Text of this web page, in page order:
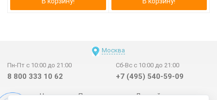
Москва
Пн-Пт с 10:00 до 21:00
8 800 333 10 62
Сб-Вс с 10:00 до 21:00
+7 (495) 540-59-09
Новинки Поставщикам Личный счет